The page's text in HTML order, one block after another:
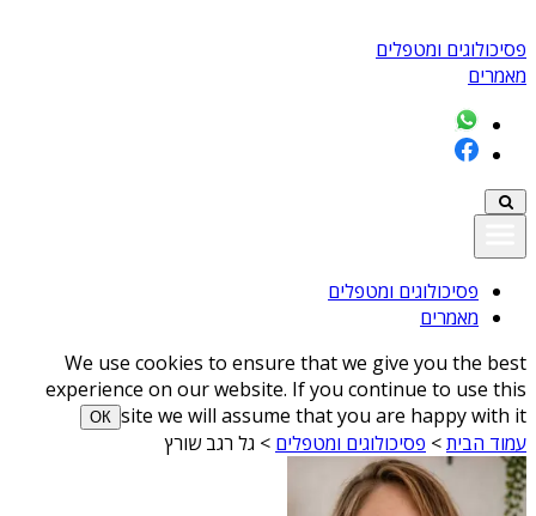
פסיכולוגים ומטפלים
מאמרים
פסיכולוגים ומטפלים
מאמרים
We use cookies to ensure that we give you the best
experience on our website. If you continue to use this
site we will assume that you are happy with it
ОК
עמוד הבית> פסיכולוגים ומטפלים > גל רגב שורץ